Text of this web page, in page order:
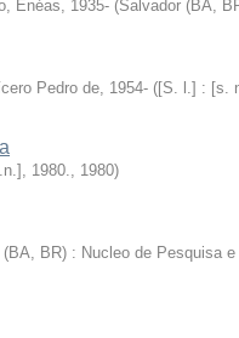
Enéas, 1935- (Salvador (BA,
Pedro de, 1954- ([S. l.] : [s.
1980., 1980)
(BA, BR) : Nucleo de Pesquisa